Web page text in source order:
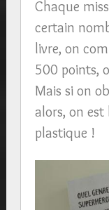
Chaque
certain
livre, on
500 points,
Mais si on
alors, on est
plastique !